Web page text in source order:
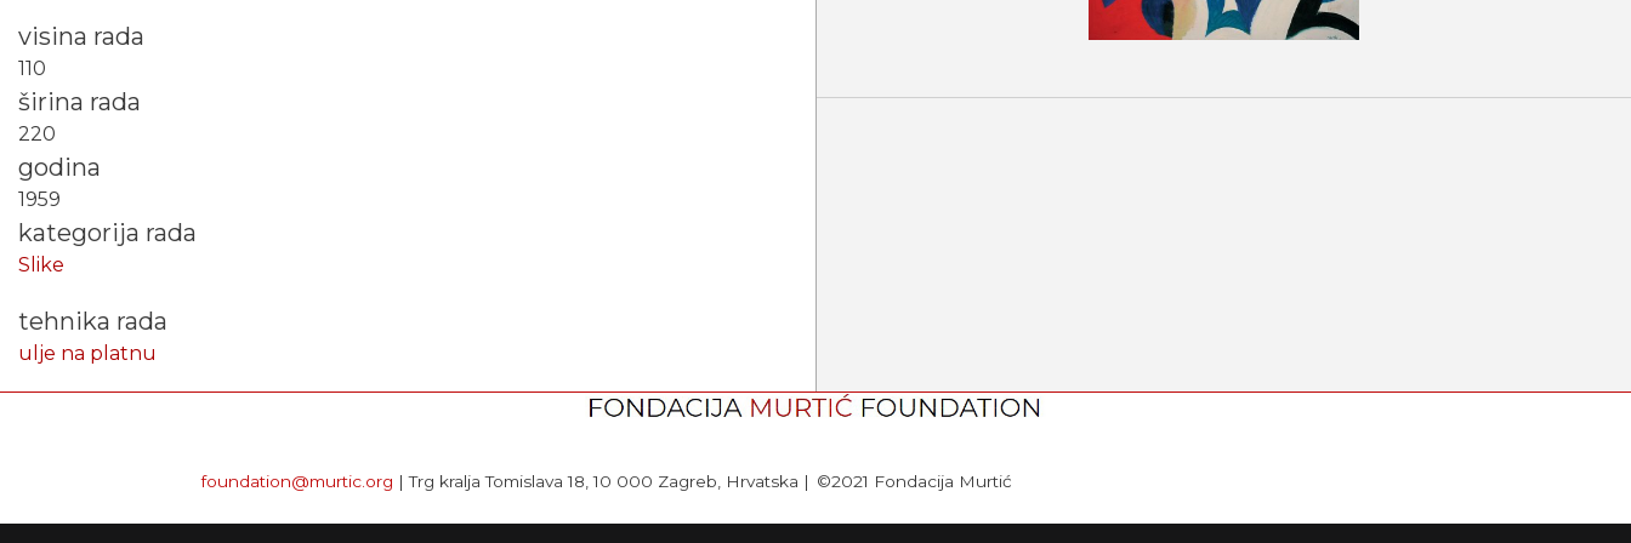
visina rada
110
širina rada
220
godina
1959
kategorija rada
Slike
tehnika rada
ulje na platnu
foundation@murtic.org | Trg kralja Tomislava 18, 10 000 Zagreb, Hrvatska | ©2021 Fondacija Murtić